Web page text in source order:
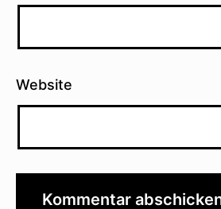
Website